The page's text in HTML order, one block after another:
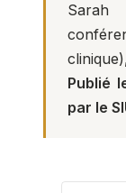
Publié
par le